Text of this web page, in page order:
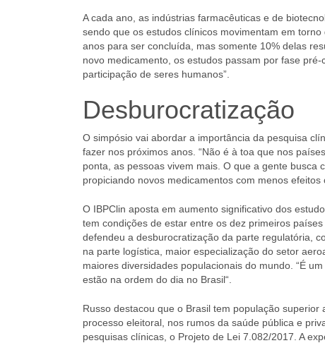
A cada ano, as indústrias farmacêuticas e de
sendo que os estudos clínicos movimentam em
anos para ser concluída, mas somente 10% delas
novo medicamento, os estudos passam por fase
participação de seres humanos”.
Desburocratização
O simpósio vai abordar a importância da pesquisa
fazer nos próximos anos. “Não é à toa que nos
ponta, as pessoas vivem mais. O que a gente busca
propiciando novos medicamentos com menos efeitos
O IBPClin aposta em aumento significativo dos
tem condições de estar entre os dez primeiros
defendeu a desburocratização da parte regulatória,
na parte logística, maior especialização do setor
maiores diversidades populacionais do mundo. “É
estão na ordem do dia no Brasil“.
Russo destacou que o Brasil tem população
processo eleitoral, nos rumos da saúde pública e
pesquisas clínicas, o Projeto de Lei 7.082/2017. A